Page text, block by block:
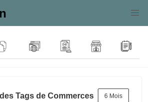
Tags de Commerces 6 Mois